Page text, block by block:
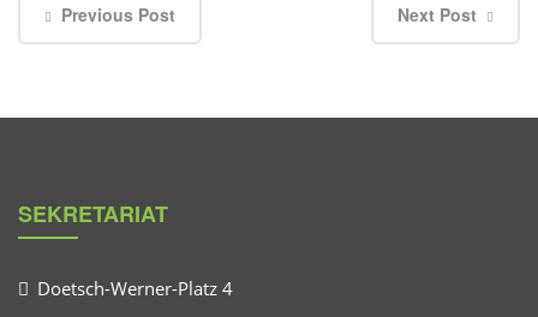
Previous Post Next Post
SEKRETARIAT
Doetsch-Werner-Platz 4